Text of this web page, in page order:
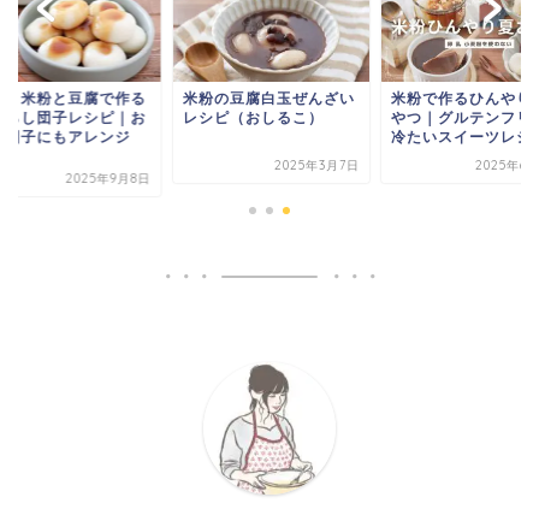
！米粉と豆腐で作る
らし団子レシピ｜お
団子にもアレンジ
2025年9月8日
米粉の豆腐白玉ぜんざい
レシピ（おしるこ）
2025年3月7日
米粉で作るひんやり
やつ｜グルテンフリ
冷たいスイーツレシ
2025年6